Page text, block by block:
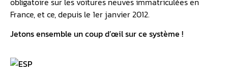
France, et ce, depuis le 1er janvier 2012.
Jetons ensemble un coup d’œil sur ce système !